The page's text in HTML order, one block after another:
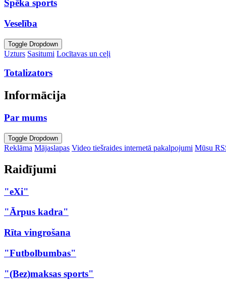
Spēka sports
Veselība
Toggle Dropdown
Uzturs Sasitumi Locītavas un ceļi
Totalizators
Informācija
Par mums
Toggle Dropdown
Reklāma Mājaslapas Video tiešraides internetā pakalpojumi Mūsu
Raidījumi
"eXi"
"Ārpus kadra"
Rīta vingrošana
"Futbolbumbas"
"(Bez)maksas sports"